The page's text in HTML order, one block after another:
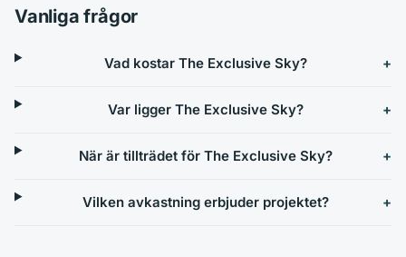
Vanliga frågor
Vad kostar The Exclusive Sky?
Var ligger The Exclusive Sky?
När är tillträdet för The Exclusive Sky?
Vilken avkastning erbjuder projektet?